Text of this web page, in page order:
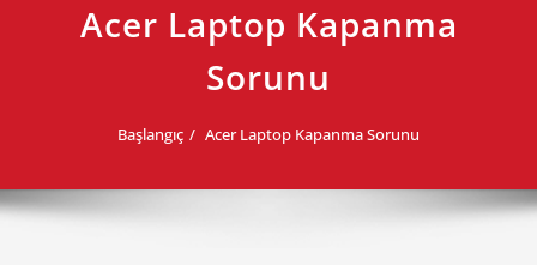
Acer Laptop Kapanma
Sorunu
Başlangıç Acer Laptop Kapanma Sorunu